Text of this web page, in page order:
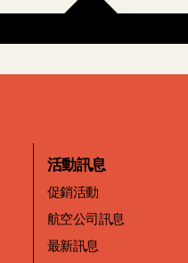
活動訊息
促銷活動
航空公司訊息
最新訊息